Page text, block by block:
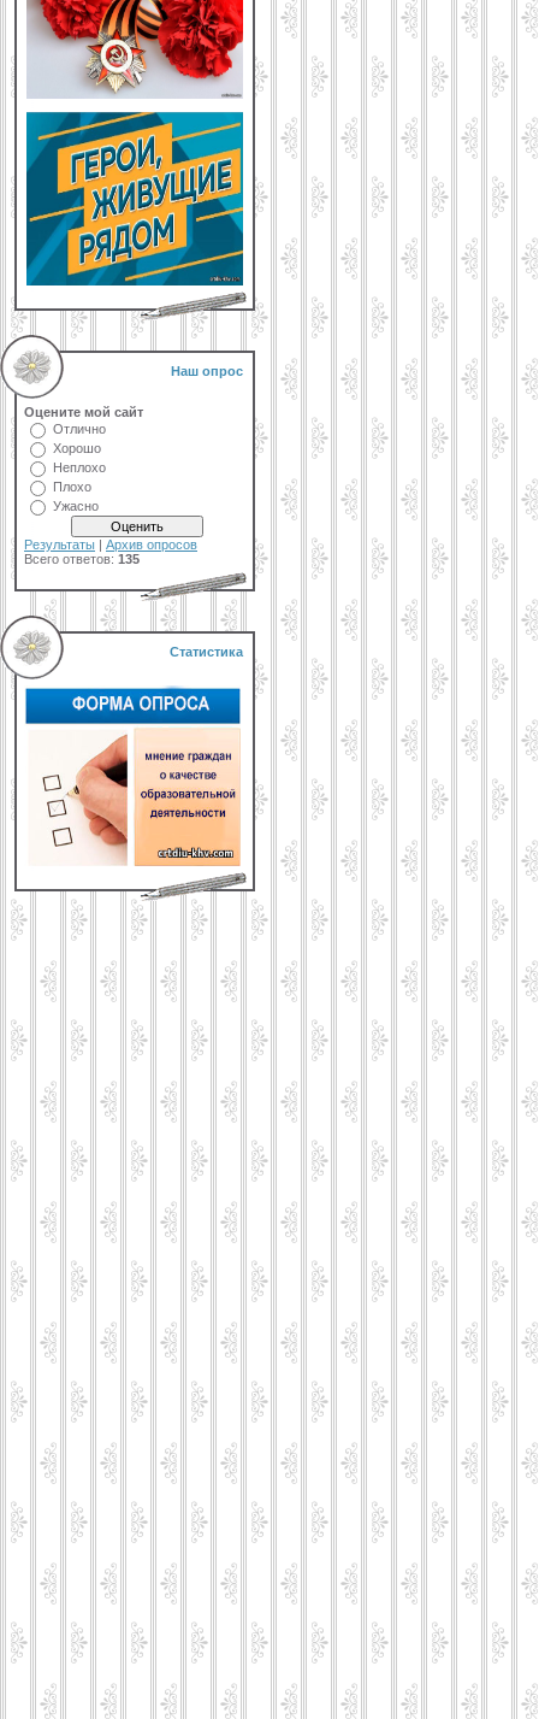
Наш опрос
Оцените мой сайт
Отлично
Хорошо
Неплохо
Плохо
Ужасно
Результаты | Архив опросов
Всего ответов: 135
Статистика